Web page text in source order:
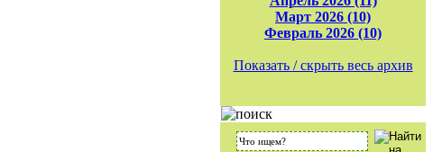
Март 2026 (10)
Февраль 2026 (10)
Показать / скрыть весь архив